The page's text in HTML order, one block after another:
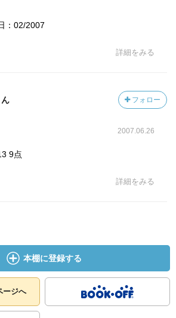
：02/2007
詳細をみる
フォロー
2007.06.26
9点
詳細をみる
本棚に登録する
ージへ